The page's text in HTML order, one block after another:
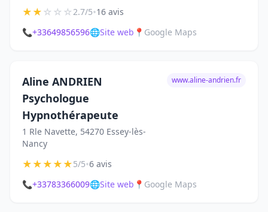
★★☆☆☆2.7/5•16 avis
📞+33649856596🌐Site web 📍 Google Maps
Aline ANDRIEN
Psychologue
Hypnothérapeute
1 Rle Navette, 54270 Essey-lès-
Nancy
www.aline-andrien.fr
★★★★★5/5•6 avis
📞+33783366009🌐Site web 📍 Google Maps